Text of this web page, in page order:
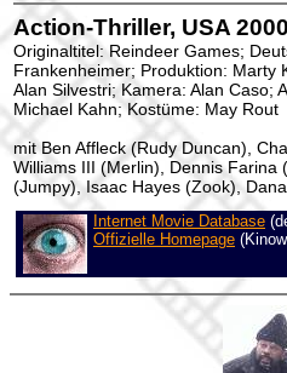
Action-Thriller, USA
Originaltitel: Reindeer Games;
Frankenheimer; Produktion: Marty
Alan Silvestri; Kamera: Alan Caso;
Michael Kahn; Kostüme: May Rout
mit Ben Affleck (Rudy Duncan),
Williams III (Merlin), Dennis Farina
(Jumpy), Isaac Hayes (Zook),
Internet Movie Database
Offizielle Homepage